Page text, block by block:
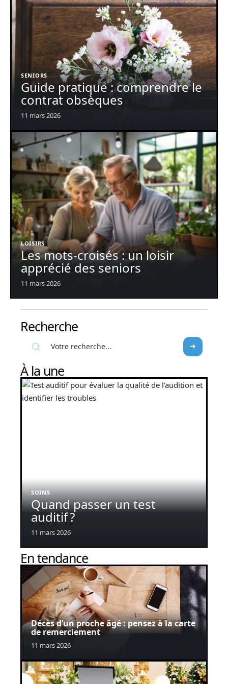
SENIORS
Guide pratique : comprendre le
contrat obsèques
11 mars 2026
LOISIRS
Les mots-croisés : un loisir
apprécié des seniors
11 mars 2026
Recherche
À la une
SOINS
Quand passer un test
auditif ?
11 mars 2026
En tendance
Décès d’un proche âgé : pensez à la carte
de remerciement
11 mars 2026